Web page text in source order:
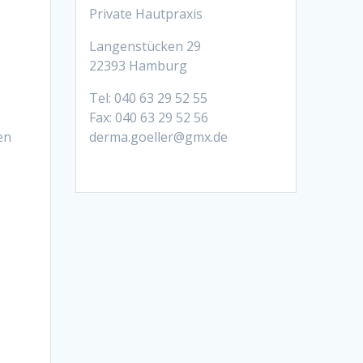
Private Hautpraxis
Langenstücken 29
22393 Hamburg
Tel: 040 63 29 52 55
Fax: 040 63 29 52 56
derma.goeller@gmx.de